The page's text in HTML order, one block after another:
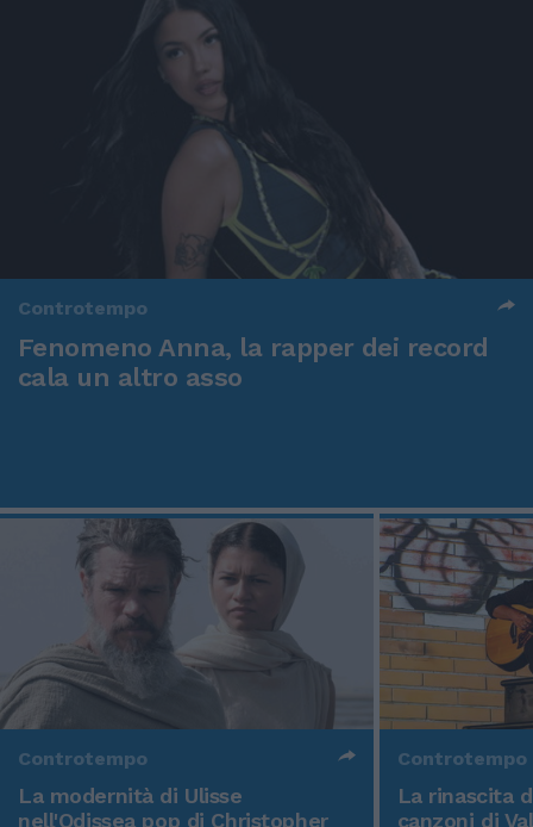
Controtempo
Fenomeno Anna, la rapper dei record
cala un altro asso
Controtempo
La modernità di Ulisse
nell'Odissea pop di Christopher
Controtempo
La rinascita
canzoni di